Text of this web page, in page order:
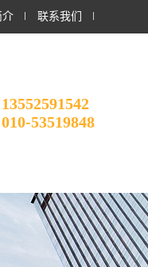
介 联系我们
13552591542
010-53519848